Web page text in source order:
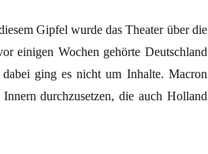
Gipfel wurde das Theater über die
einigen Wochen gehörte Deutschland
ging es nicht um Inhalte. Macron
durchzusetzen, die auch Holland